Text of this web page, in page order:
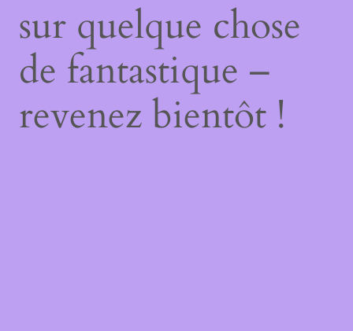
sur quelque chose
de fantastique –
revenez bientôt !